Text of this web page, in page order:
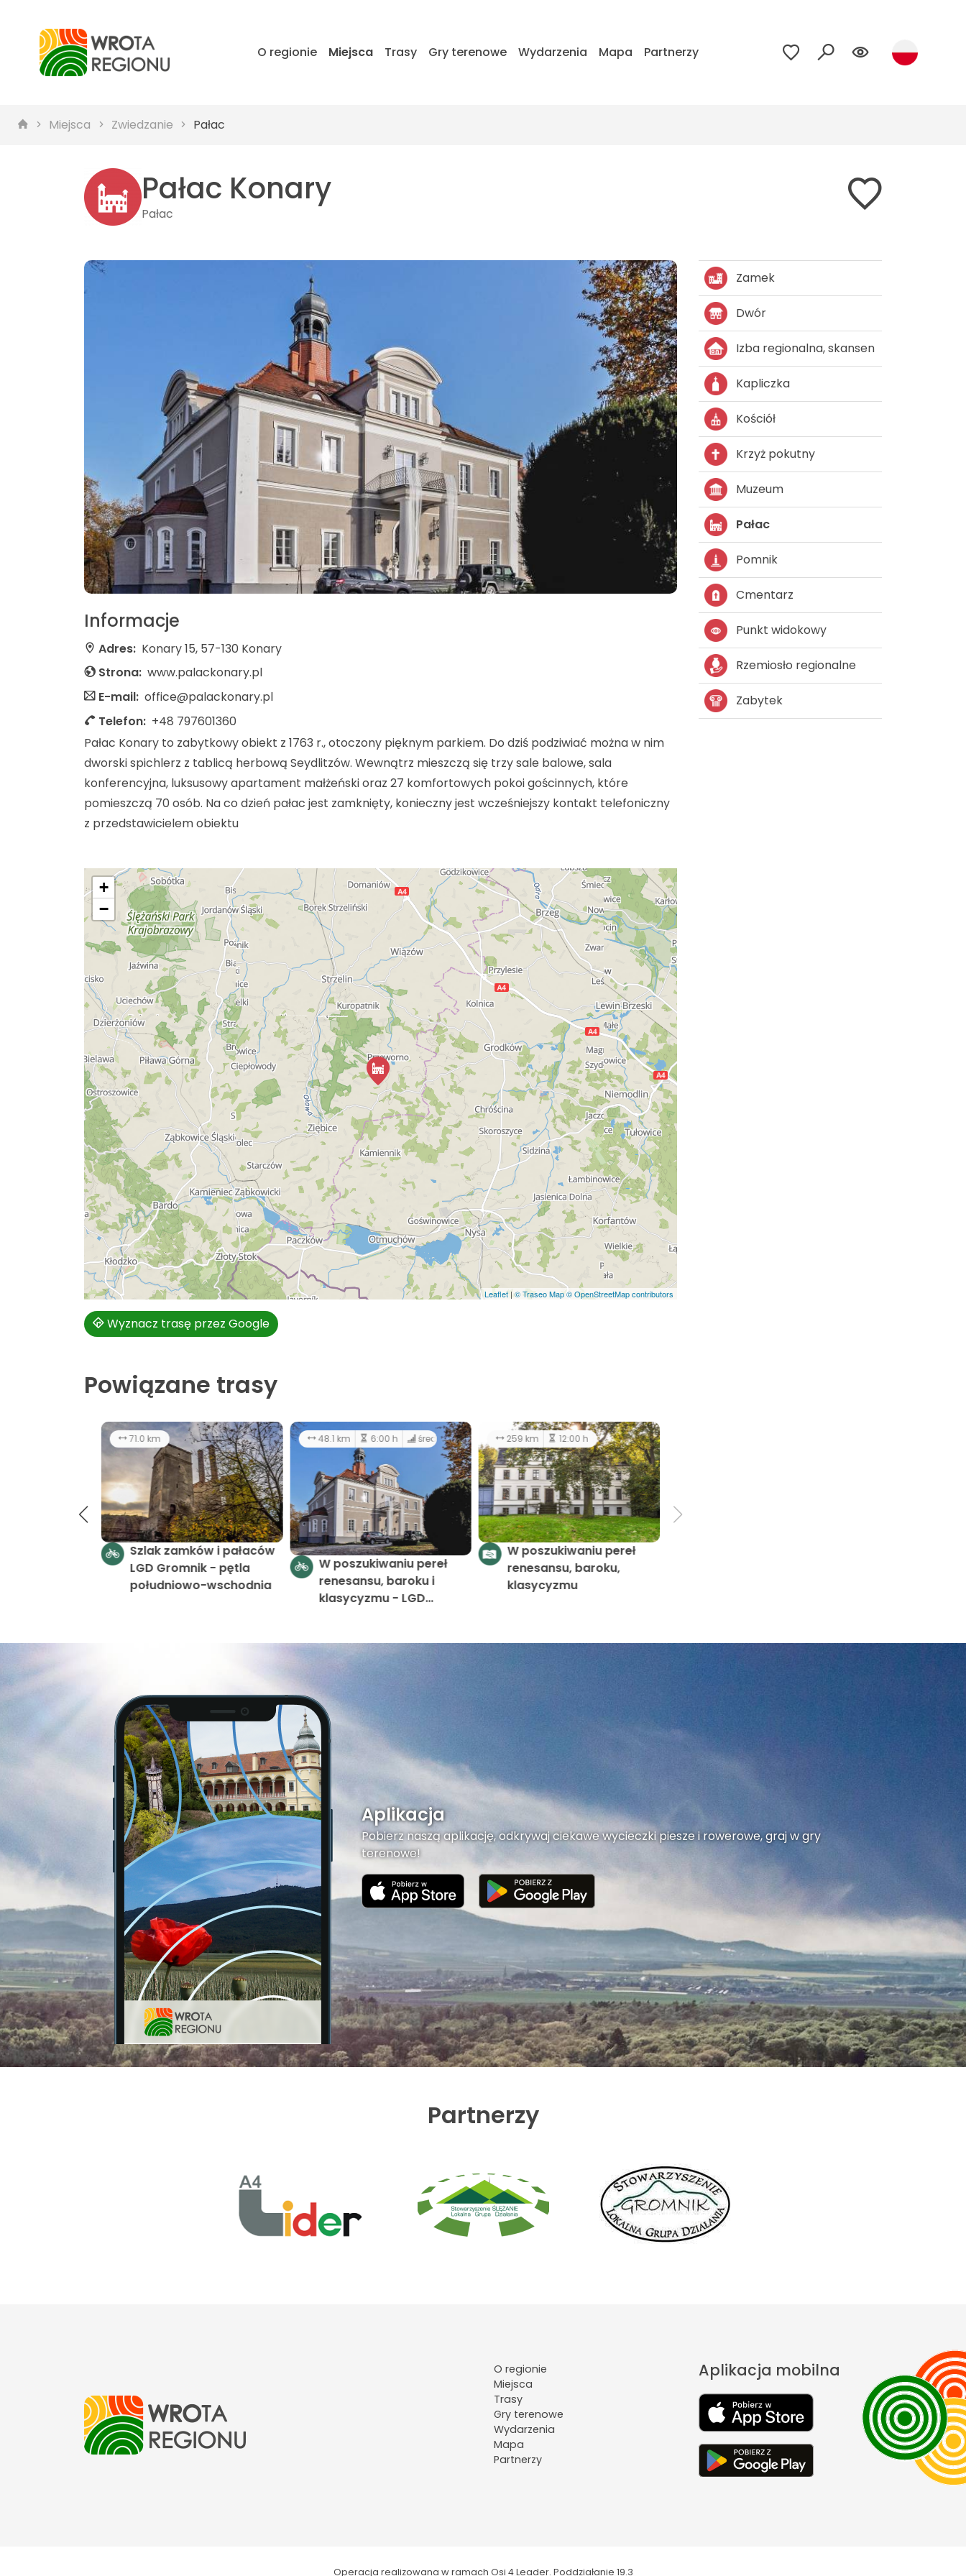
O regionie Miejsca Trasy Gry terenowe Wydarzenia Mapa Partnerzy
Miejsca Zwiedzanie Pałac
Pałac Konary
Pałac
Informacje
Adres: Konary 15, 57-130 Konary
Strona: www.palackonary.pl
E-mail: office@palackonary.pl
Telefon: +48 797601360
Pałac Konary to zabytkowy obiekt z 1763 r., otoczony pięknym parkiem. Do dziś podziwiać można w nim
dworski spichlerz z tablicą herbową Seydlitzów. Wewnątrz mieszczą się trzy sale balowe, sala
konferencyjna, luksusowy apartament małżeński oraz 27 komfortowych pokoi gościnnych, które
pomieszczą 70 osób. Na co dzień pałac jest zamknięty, konieczny jest wcześniejszy kontakt telefoniczny
z przedstawicielem obiektu
+
−
Leaflet | © Traseo Map© OpenStreetMap contributors
Wyznacz trasę przez Google
Powiązane trasy
174 km 10:00 h łatwy
Szlak zamków i pałaców
- LGD Gromnik
71.0 km
Szlak zamków i pałaców
LGD Gromnik - pętla
południowo-wschodnia
48.1 km 6:00 h średni
W poszukiwaniu pereł
renesansu, baroku i
Zamek
Dwór
Izba regionalna, skansen
Kapliczka
Kościół
Krzyż pokutny
Muzeum
Pałac
Pomnik
Cmentarz
Punkt widokowy
Rzemiosło regionalne
Zabytek
Aplikacja
Pobierz naszą aplikację, odkrywaj ciekawe wycieczki piesze i rowerowe, graj w gry
terenowe!
Partnerzy
O regionie
Miejsca
Trasy
Gry terenowe
Wydarzenia
Mapa
Partnerzy
Aplikacja mobilna
Operacja realizowana w ramach Osi 4 Leader. Poddziałanie 19.3